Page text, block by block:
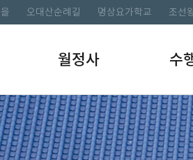
오대산순례길 명상요가학교 조선
월정사 수